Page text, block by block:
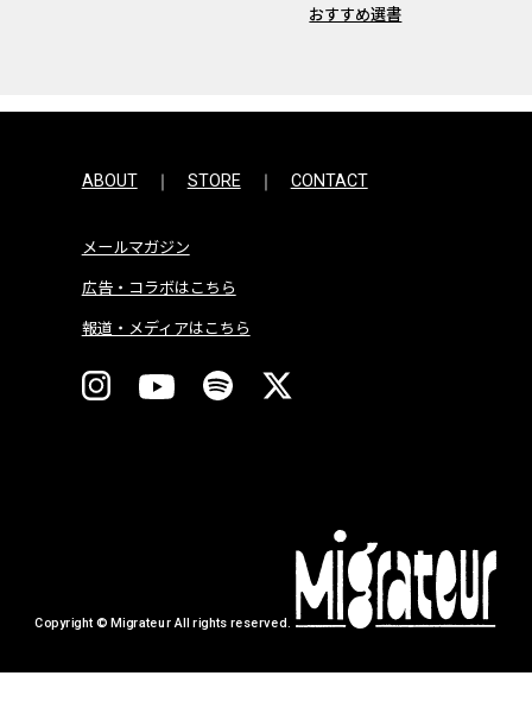
おすすめ選書
ABOUT STORE CONTACT
メールマガジン
広告・コラボはこちら
報道・メディアはこちら
Copyright © Migrateur All rights reserved.